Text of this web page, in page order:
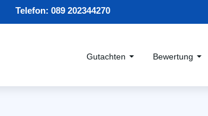
Telefon: 089 202344270
Gutachten Bewertung